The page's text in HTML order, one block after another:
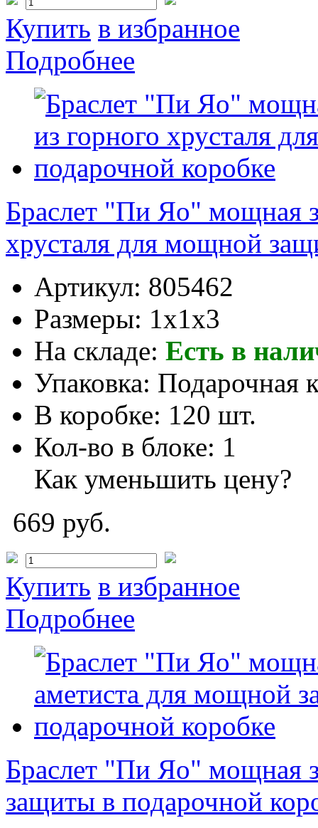
Купить в избранное
Подробнее
Браслет "Пи Яо" мощная
хрусталя для мощной
Артикул: 805462
Размеры: 1x1x3
На складе: Есть в
Упаковка: Подарочная
В коробке: 120 шт.
Кол-во в блоке: 1
Как уменьшить цену?
669 руб.
Купить в избранное
Подробнее
Браслет "Пи Яо" мощная
защиты в подарочной